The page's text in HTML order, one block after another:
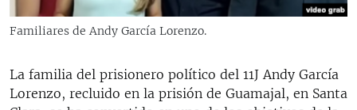
LOS SANTOS DE HIALEAH
DESINFORMACIÓN RUSA EN AMÉRICA LATINA
SÍGUENOS
Familiares de Andy García Lorenzo.
La familia del prisionero político del 11J Andy García
Lorenzo, recluido en la prisión de Guamajal, en Santa